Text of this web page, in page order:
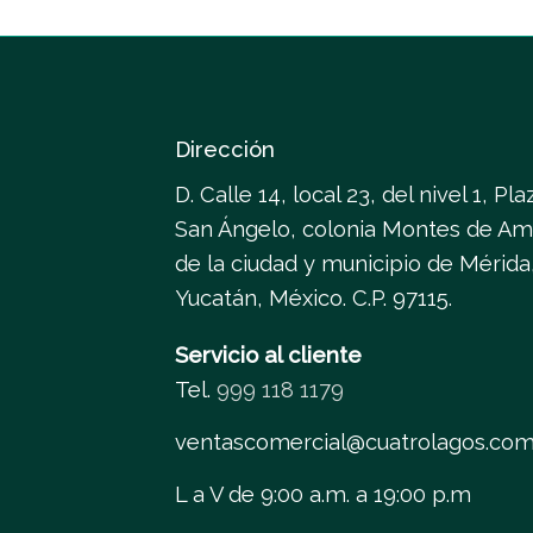
Dirección
D. Calle 14, local 23, del nivel 1,
San Ángelo, colonia Montes de
de la ciudad y municipio de Mérida,
Yucatán, México. C.P. 97115.
Servicio al cliente
Tel. 999 118 1179
ventascomercial@cuatrolagos.com
L a V de 9:00 a.m. a 19:00 p.m